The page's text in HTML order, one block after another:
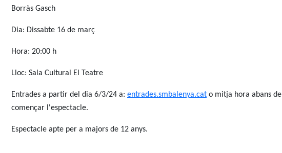
Borràs Gasch
Dia: Dissabte 16 de març
Hora: 20:00 h
Lloc: Sala Cultural El Teatre
Entrades a partir del dia 6/3/24 a: entrades.smbalenya.cat o mitja hora abans de
començar l'espectacle.
Espectacle apte per a majors de 12 anys.